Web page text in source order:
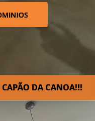
DA CANOA!!!